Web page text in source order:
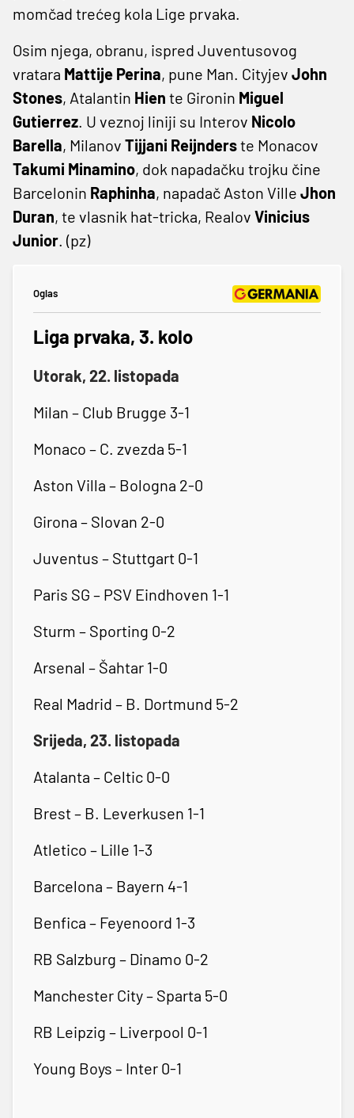
momčad trećeg kola Lige prvaka.
Osim njega, obranu, ispred Juventusovog
vratara Mattije Perina, pune Man. Cityjev John
Stones, Atalantin Hien te Gironin Miguel
Gutierrez. U veznoj liniji su Interov Nicolo
Barella, Milanov Tijjani Reijnderste Monacov
Takumi Minamino, dok napadačku trojku čine
Barcelonin Raphinha, napadač Aston Ville Jhon
Duran, te vlasnik hat-tricka, Realov Vinicius
Junior. (pz)
Oglas
Liga prvaka, 3. kolo
Utorak, 22. listopada
Milan – Club Brugge 3-1
Monaco – C. zvezda 5-1
Aston Villa – Bologna 2-0
Girona – Slovan 2-0
Juventus – Stuttgart 0-1
Paris SG – PSV Eindhoven 1-1
Sturm – Sporting 0-2
Arsenal – Šahtar 1-0
Real Madrid – B. Dortmund 5-2
Srijeda, 23. listopada
Atalanta – Celtic 0-0
Brest – B. Leverkusen 1-1
Atletico – Lille 1-3
Barcelona – Bayern 4-1
Benfica – Feyenoord 1-3
RB Salzburg – Dinamo 0-2
Manchester City – Sparta 5-0
RB Leipzig – Liverpool 0-1
Young Boys – Inter 0-1